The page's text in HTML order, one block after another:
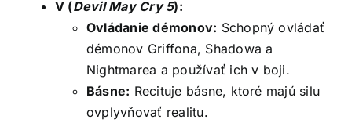
V (Devil May Cry 5):
Ovládanie démonov: Schopný ovládať
démonov Griffona, Shadowa a
Nightmarea a používať ich v boji.
Básne: Recituje básne, ktoré majú silu
ovplyvňovať realitu.